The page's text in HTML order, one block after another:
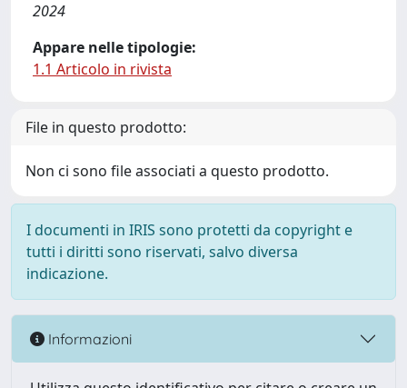
2024
Appare nelle tipologie:
1.1 Articolo in rivista
File in questo prodotto:
Non ci sono file associati a questo prodotto.
I documenti in IRIS sono protetti da copyright e
tutti i diritti sono riservati, salvo diversa
indicazione.
Informazioni